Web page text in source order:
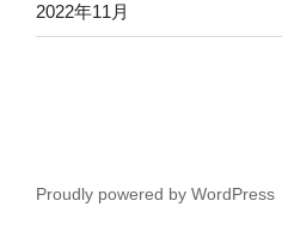
2022年11月
Proudly powered by WordPress